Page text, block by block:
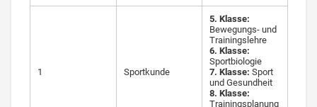
1 Sportkunde
5. Klasse:
Bewegungs- und
Trainingslehre
6. Klasse:
Sportbiologie
7. Klasse: Sport
und Gesundheit
8. Klasse:
Trainingsplanung